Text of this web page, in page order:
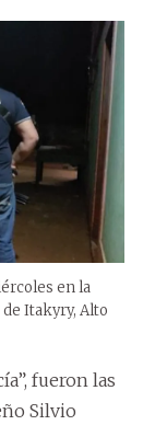
en la
Itakyry, Alto
fueron las
Silvio